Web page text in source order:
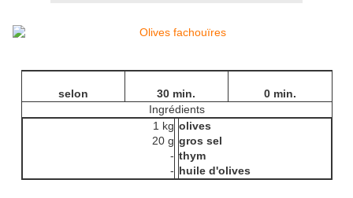
selon 30 min.
0 min.
Ingrédients
1 kg
20 g
-
-
olives
gros sel
thym
huile d'olives